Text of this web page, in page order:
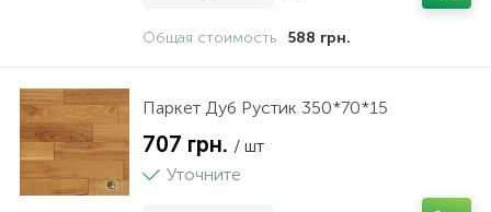
Общая стоимость 588 грн.
Паркет Дуб Рустик 350*70*15
707 грн. / шт
Уточните